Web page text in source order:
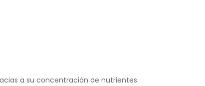
a su concentración de nutrientes.